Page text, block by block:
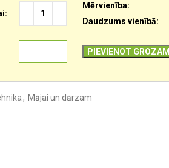
Mērvienība:
Daudzums vienībā:
PIEVIENOT GROZAM
, Mājai un dārzam